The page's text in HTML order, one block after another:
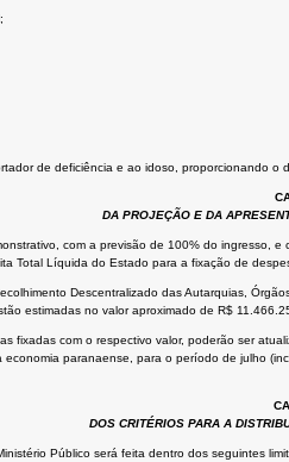
de deficiência e ao idoso, proporcionando o
DA PROJEÇÃO E DA
com a previsão de 100% do
Total Líquida do Estado para a fixação de
Descentralizado das Autarquias,
estimadas no valor aproximado de R$
fixadas com o respectivo valor, poderão ser
paranaense, para o período de julho
DOS CRITÉRIOS PARA A
Público será feita dentro dos seguintes